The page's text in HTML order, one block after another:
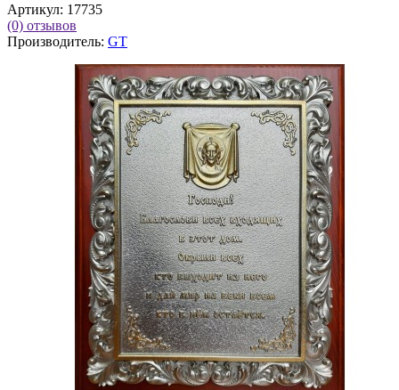
Артикул: 17735
(0) отзывов
Производитель: GT